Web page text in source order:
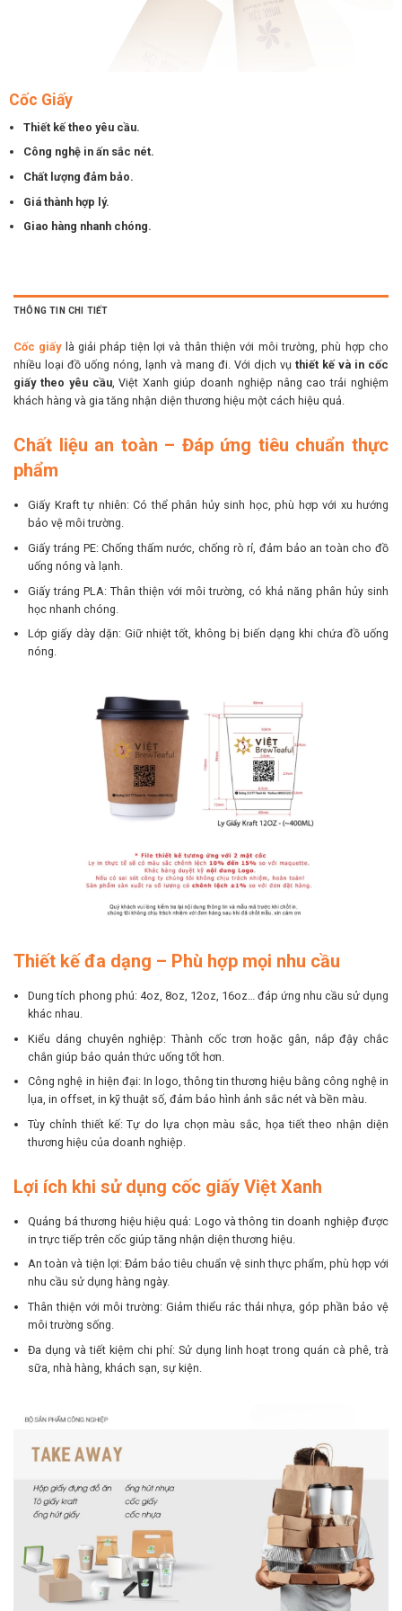
Cốc Giấy
Thiết kế theo yêu cầu.
Công nghệ in ấn sắc nét.
Chất lượng đảm bảo.
Giá thành hợp lý.
Giao hàng nhanh chóng.
THÔNG TIN CHI TIẾT
Cốc giấylà giải pháp tiện lợi và thân thiện với môi trường, phù hợp cho
nhiều loại đồ uống nóng, lạnh và mang đi. Với dịch vụ thiết kế và in cốc
giấy theo yêu cầu, Việt Xanh giúp doanh nghiệp nâng cao trải nghiệm
khách hàng và gia tăng nhận diện thương hiệu một cách hiệu quả.
Chất liệu an toàn – Đáp ứng tiêu chuẩn thực
phẩm
Giấy Kraft tự nhiên: Có thể phân hủy sinh học, phù hợp với xu hướng
bảo vệ môi trường.
Giấy tráng PE: Chống thấm nước, chống rò rỉ, đảm bảo an toàn cho đồ
uống nóng và lạnh.
Giấy tráng PLA: Thân thiện với môi trường, có khả năng phân hủy sinh
học nhanh chóng.
Lớp giấy dày dặn: Giữ nhiệt tốt, không bị biến dạng khi chứa đồ uống
nóng.
Thiết kế đa dạng – Phù hợp mọi nhu cầu
Dung tích phong phú: 4oz, 8oz, 12oz, 16oz… đáp ứng nhu cầu sử dụng
khác nhau.
Kiểu dáng chuyên nghiệp: Thành cốc trơn hoặc gân, nắp đậy chắc
chắn giúp bảo quản thức uống tốt hơn.
Công nghệ in hiện đại: In logo, thông tin thương hiệu bằng công nghệ in
lụa, in offset, in kỹ thuật số, đảm bảo hình ảnh sắc nét và bền màu.
Tùy chỉnh thiết kế: Tự do lựa chọn màu sắc, họa tiết theo nhận diện
thương hiệu của doanh nghiệp.
Lợi ích khi sử dụng cốc giấy Việt Xanh
Quảng bá thương hiệu hiệu quả: Logo và thông tin doanh nghiệp được
in trực tiếp trên cốc giúp tăng nhận diện thương hiệu.
An toàn và tiện lợi: Đảm bảo tiêu chuẩn vệ sinh thực phẩm, phù hợp với
nhu cầu sử dụng hàng ngày.
Thân thiện với môi trường: Giảm thiểu rác thải nhựa, góp phần bảo vệ
môi trường sống.
Đa dụng và tiết kiệm chi phí: Sử dụng linh hoạt trong quán cà phê, trà
sữa, nhà hàng, khách sạn, sự kiện.